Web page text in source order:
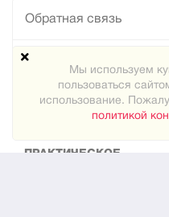
Обратная связь
Техподдержка
Карта сайта
ПРАКТИЧЕСКОЕ
Мы используем
пользоваться
использование.
политикой